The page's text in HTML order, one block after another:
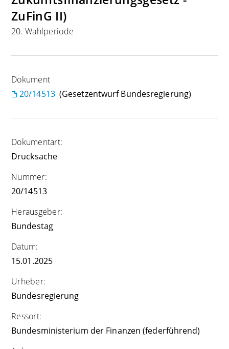
ZuFinG II)
20. Wahlperiode
Dokument
20/14513 (Gesetzentwurf Bundesregierung)
Dokumentart:
Drucksache
Nummer:
20/14513
Herausgeber:
Bundestag
Datum:
15.01.2025
Urheber:
Bundesregierung
Ressort:
Bundesministerium der Finanzen (federführend)